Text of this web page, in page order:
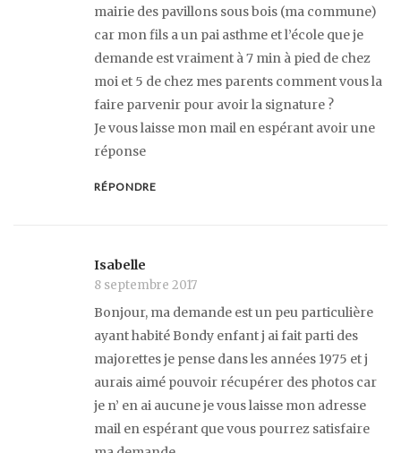
mairie des pavillons sous bois (ma commune)
car mon fils a un pai asthme et l’école que je
demande est vraiment à 7 min à pied de chez
moi et 5 de chez mes parents comment vous la
faire parvenir pour avoir la signature ?
Je vous laisse mon mail en espérant avoir une
réponse
RÉPONDRE
Isabelle
8 septembre 2017
Bonjour, ma demande est un peu particulière
ayant habité Bondy enfant j ai fait parti des
majorettes je pense dans les années 1975 et j
aurais aimé pouvoir récupérer des photos car
je n’ en ai aucune je vous laisse mon adresse
mail en espérant que vous pourrez satisfaire